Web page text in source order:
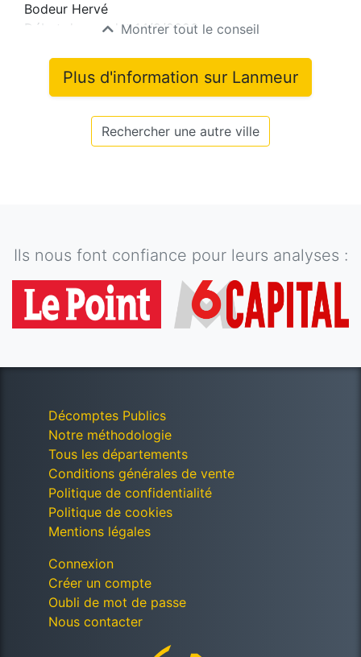
Bodeur Hervé
Début du mandat14/2/2026
Montrer tout le conseil
Plus d'information sur Lanmeur
Rechercher une autre ville
Ils nous font confiance pour leurs analyses :
Décomptes Publics
Notre méthodologie
Tous les départements
Conditions générales de vente
Politique de confidentialité
Politique de cookies
Mentions légales
Connexion
Créer un compte
Oubli de mot de passe
Nous contacter